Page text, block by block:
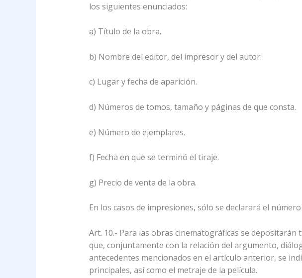
los siguientes enunciados:
a) Título de la obra.
b) Nombre del editor, del impresor y del autor.
c) Lugar y fecha de aparición.
d) Números de tomos, tamaño y páginas de que consta.
e) Número de ejemplares.
f) Fecha en que se terminó el tiraje.
g) Precio de venta de la obra.
En los casos de impresiones, sólo se declarará el
Art. 10.- Para las obras cinematográficas se
que, conjuntamente con la relación del argumento,
antecedentes mencionados en el artículo anterior, se
principales, así como el metraje de la película.